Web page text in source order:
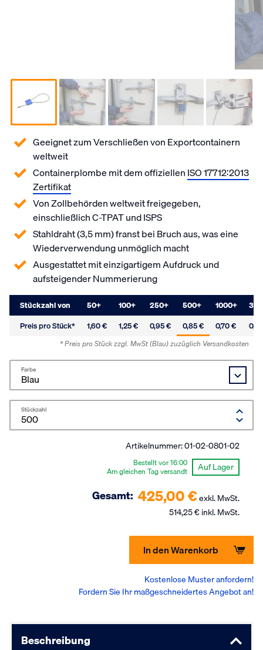
Geeignet zum Verschließen von Exportcontainern
weltweit
Containerplombe mit dem offiziellenISO 17712:2013
Zertifikat
Von Zollbehörden weltweit freigegeben,
einschließlich C-TPAT und ISPS
Stahldraht (3,5 mm) franst bei Bruch aus, was eine
Wiederverwendung unmöglich macht
Ausgestattet mit einzigartigem Aufdruck und
aufsteigender Nummerierung
Stückzahl von 50+ 100+ 250+ 500+ 1000+
Preis pro Stück*
1,60 € 1,25 € 0,95 € 0,85 € 0,70 €
* Preis pro Stück zzgl. MwSt(Blau)zuzüglich Versandkosten
Farbe
Stückzahl
Artikelnummer:01-02-0801-02
Auf Lager
Bestellt vor 16:00
Am gleichen Tag versandt
Gesamt: 425,00 €exkl. MwSt.
514,25 € inkl. MwSt.
In den Warenkorb
Kostenlose Muster anfordern!
Fordern Sie Ihr maßgeschneidertes Angebot an!
Beschreibung